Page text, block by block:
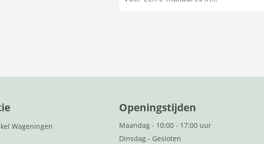
Wageningen
Openingstijden
Maandag - 10:00 - 17:00 uur
Dinsdag - Gesloten